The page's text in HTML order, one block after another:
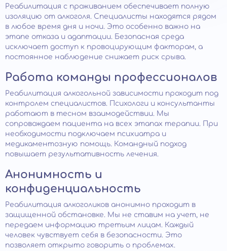
Реабилитация с проживанием обеспечивает полную
изоляцию от алкоголя. Специалисты находятся рядом
в любое время дня и ночи. Это особенно важно на
этапе отказа и адаптации. Безопасная среда
исключает доступ к провоцирующим факторам, а
постоянное наблюдение снижает риск срыва.
Работа команды профессионалов
Реабилитация алкогольной зависимости проходит под
контролем специалистов. Психологи и консультанты
работают в тесном взаимодействии. Мы
сопровождаем пациента на всех этапах терапии. При
необходимости подключаем психиатра и
медикаментозную помощь. Командный подход
повышает результативность лечения.
Анонимность и
конфиденциальность
Реабилитация алкоголиков анонимно проходит в
защищенной обстановке. Мы не ставим на учет, не
передаем информацию третьим лицам. Каждый
человек чувствует себя в безопасности. Это
позволяет открыто говорить о проблемах.